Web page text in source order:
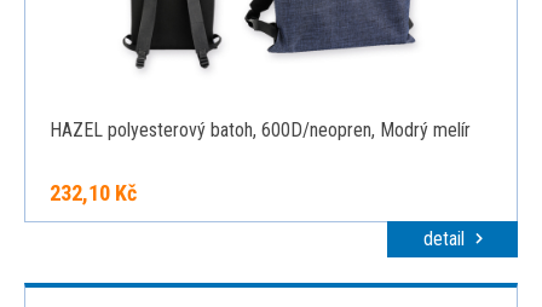
HAZEL polyesterový batoh, 600D/neopren, Modrý melír
232,10 Kč
detail